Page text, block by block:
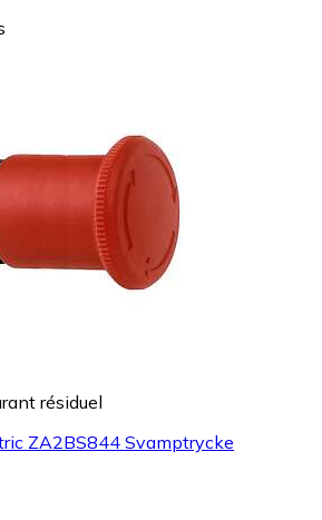
résiduel
ZA2BS844 Svamptrycke